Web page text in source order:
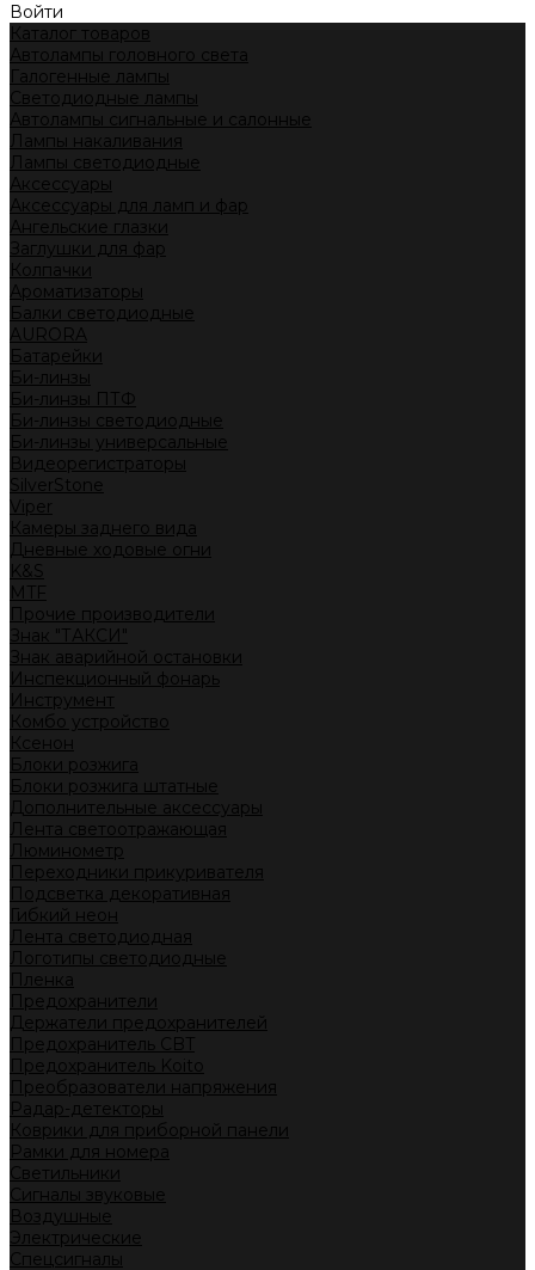
Войти
Каталог товаров
Автолампы головного света
Галогенные лампы
Светодиодные лампы
Автолампы сигнальные и салонные
Лампы накаливания
Лампы светодиодные
Аксессуары
Аксессуары для ламп и фар
Ангельские глазки
Заглушки для фар
Колпачки
Ароматизаторы
Балки светодиодные
AURORA
Батарейки
Би-линзы
Би-линзы ПТФ
Би-линзы светодиодные
Би-линзы универсальные
Видеорегистраторы
SilverStone
Viper
Камеры заднего вида
Дневные ходовые огни
K&S
MTF
Прочие производители
Знак "ТАКСИ"
Знак аварийной остановки
Инспекционный фонарь
Инструмент
Комбо устройство
Ксенон
Блоки розжига
Блоки розжига штатные
Дополнительные аксессуары
Лента светоотражающая
Люминометр
Переходники прикуривателя
Подсветка декоративная
Гибкий неон
Лента светодиодная
Логотипы светодиодные
Пленка
Предохранители
Держатели предохранителей
Предохранитель CBT
Предохранитель Koito
Преобразователи напряжения
Радар-детекторы
Коврики для приборной панели
Рамки для номера
Светильники
Сигналы звуковые
Воздушные
Электрические
Спецсигналы